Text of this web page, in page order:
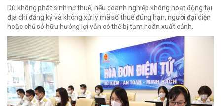
Dù không phát sinh nợ thuế, nếu doanh nghiệp không hoạt động tại
địa chỉ đăng ký và không xử lý mã số thuế đúng hạn, người đại diện
hoặc chủ sở hữu hưởng lợi vẫn có thể bị tạm hoãn xuất cảnh.